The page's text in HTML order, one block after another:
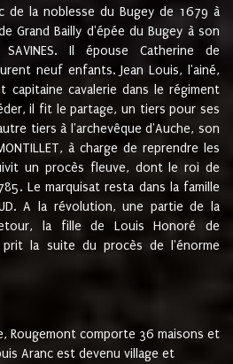
de la noblesse du Bugey de 1679 à
Grand Bailly d'épée du Bugey à son
Il épouse Catherine de
neuf enfants. Jean Louis, l'ainé,
capitaine cavalerie dans le régiment
il fit le partage, un tiers pour ses
tiers à l'archevêque d'Auche, son
à charge de reprendre les
un procès fleuve, dont le roi de
Le marquisat resta dans la famille
A la révolution, une partie de la
la fille de Louis Honoré de
prit la suite du procès de l'énorme
Rougemont comporte 36 maisons et
Aranc est devenu village et